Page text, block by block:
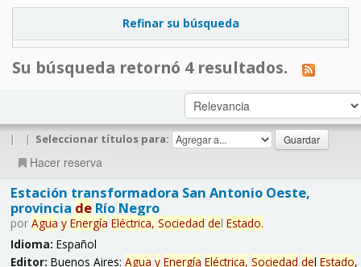
Refinar su búsqueda
Su búsqueda retornó 4 resultados.
| | Seleccionar títulos para:
Hacer reserva
Estación transformadora San Antonio Oeste,
provincia deRío Negro
por Agua y Energía Eléctrica, Sociedad del Estado.
Idioma: Español
Editor: Buenos Aires: Agua y Energía Eléctrica, Sociedad del Estado,